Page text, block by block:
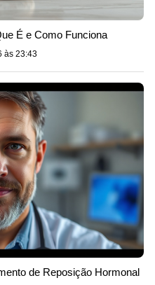
É e Como Funciona
às 23:43
de Reposição Hormonal